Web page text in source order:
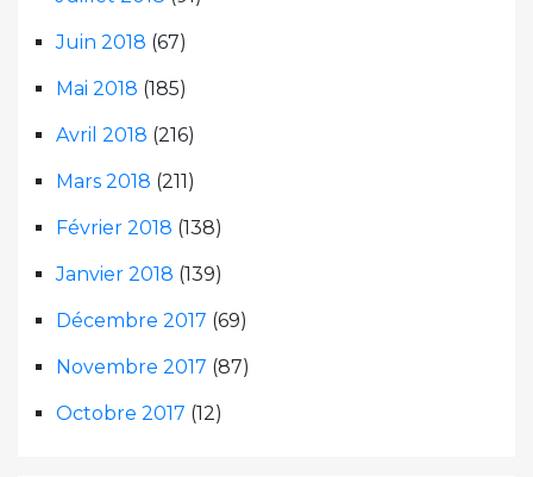
Juin 2018 (67)
Mai 2018 (185)
Avril 2018 (216)
Mars 2018 (211)
Février 2018 (138)
Janvier 2018 (139)
Décembre 2017 (69)
Novembre 2017 (87)
Octobre 2017 (12)